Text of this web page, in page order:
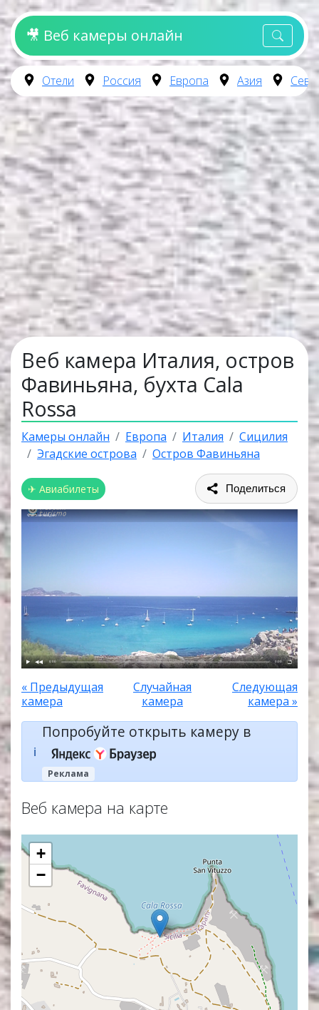
🎥 Веб камеры онлайн
Отели Россия Европа Азия
Веб камера Италия, остров
Фавиньяна, бухта Cala
Rossa
Камеры онлайн Европа Италия
Сицилия
Эгадские острова
Остров Фавиньяна
✈ Авиабилеты Поделиться
Файл не найден
0:00 0:00
« Предыдущая
камера
Случайная
камера
Следующая
камера »
ℹ️
Попробуйте открыть камеру в
Реклама
Веб камера на карте
+
−